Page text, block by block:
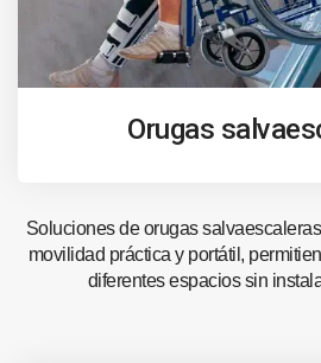
Orugas
Soluciones de orugas
movilidad práctica y portátil,
diferentes espacios sin